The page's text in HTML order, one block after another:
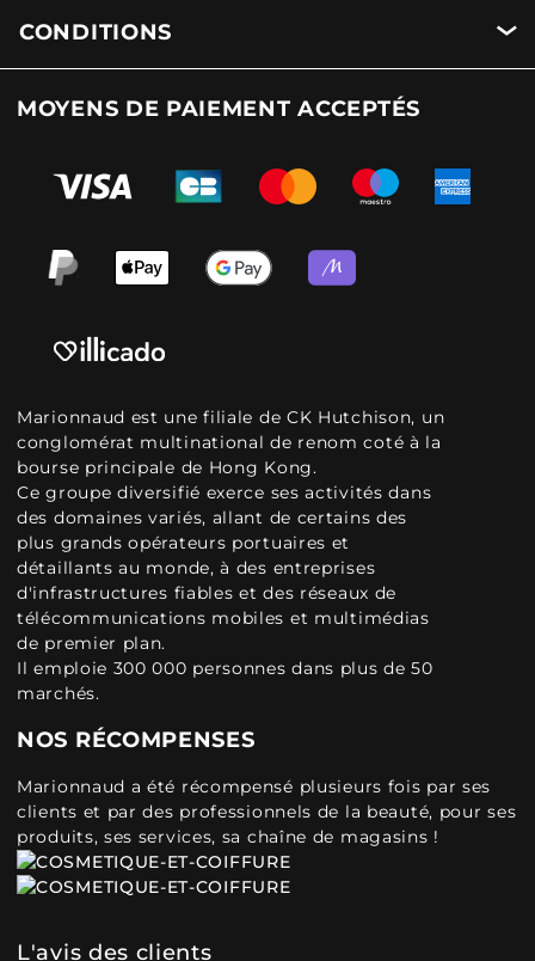
CONDITIONS
MOYENS DE PAIEMENT ACCEPTÉS
Marionnaud est une filiale de CK Hutchison, un
conglomérat multinational de renom coté à la
bourse principale de Hong Kong.
Ce groupe diversifié exerce ses activités dans
des domaines variés, allant de certains des
plus grands opérateurs portuaires et
détaillants au monde, à des entreprises
d'infrastructures fiables et des réseaux de
télécommunications mobiles et multimédias
de premier plan.
Il emploie 300 000 personnes dans plus de 50
marchés.
NOS RÉCOMPENSES
Marionnaud a été récompensé plusieurs fois par ses
clients et par des professionnels de la beauté, pour ses
produits, ses services, sa chaîne de magasins !
L'avis des clients